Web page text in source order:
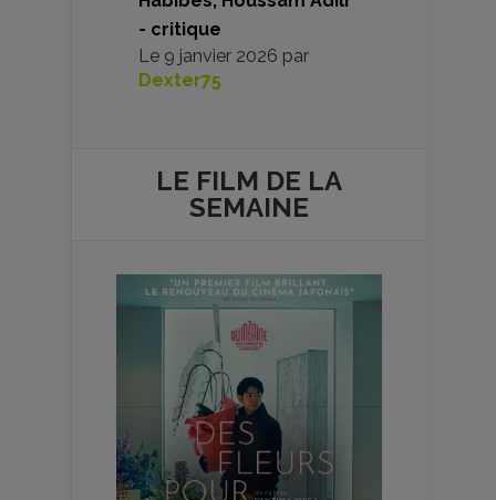
- critique
Le 9 janvier 2026 par
Dexter75
LE FILM DE LA
SEMAINE